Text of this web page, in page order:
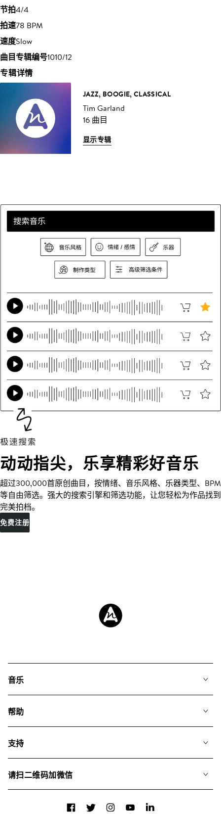
节拍4/4
拍速78 BPM
速度Slow
曲目专辑编号1010/12
专辑详情
JAZZ, BOOGIE, CLASSICAL
Tim Garland
16 曲目
显示专辑
动动指尖，乐享精彩好音乐
超过300,000首原创曲目，按情绪、音乐风格、乐器类型、BPM
等自由筛选。强大的搜索引擎和筛选功能，让您轻松为作品找到
完美拍档。
免费注册
音乐
搜索
专辑
帮助
我们如何运用AI
支持
关于我们
请扫二维码加微信
FacebookTwitterInstagramYouTubeLinkedIn